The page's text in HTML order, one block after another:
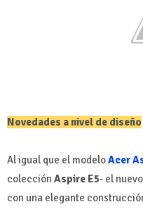
Novedades a nivel de diseño
Al igual que el modeloAcer
colección Aspire E5- el nuevo
con una elegante